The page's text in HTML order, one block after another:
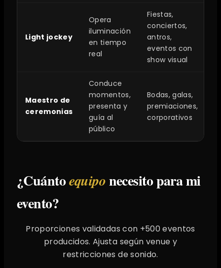
Light jockey
Opera
iluminación
en tiempo
real
Fiestas,
conciertos,
antros,
eventos con
show visual
Maestro de
ceremonias
Conduce
momentos,
presenta y
guía al
público
Bodas, galas,
premiaciones,
corporativos
¿Cuántoequiponecesito para mi
evento?
Proporciones validadas con +500 eventos
producidos. Ajusta según venue y
restricciones de sonido.